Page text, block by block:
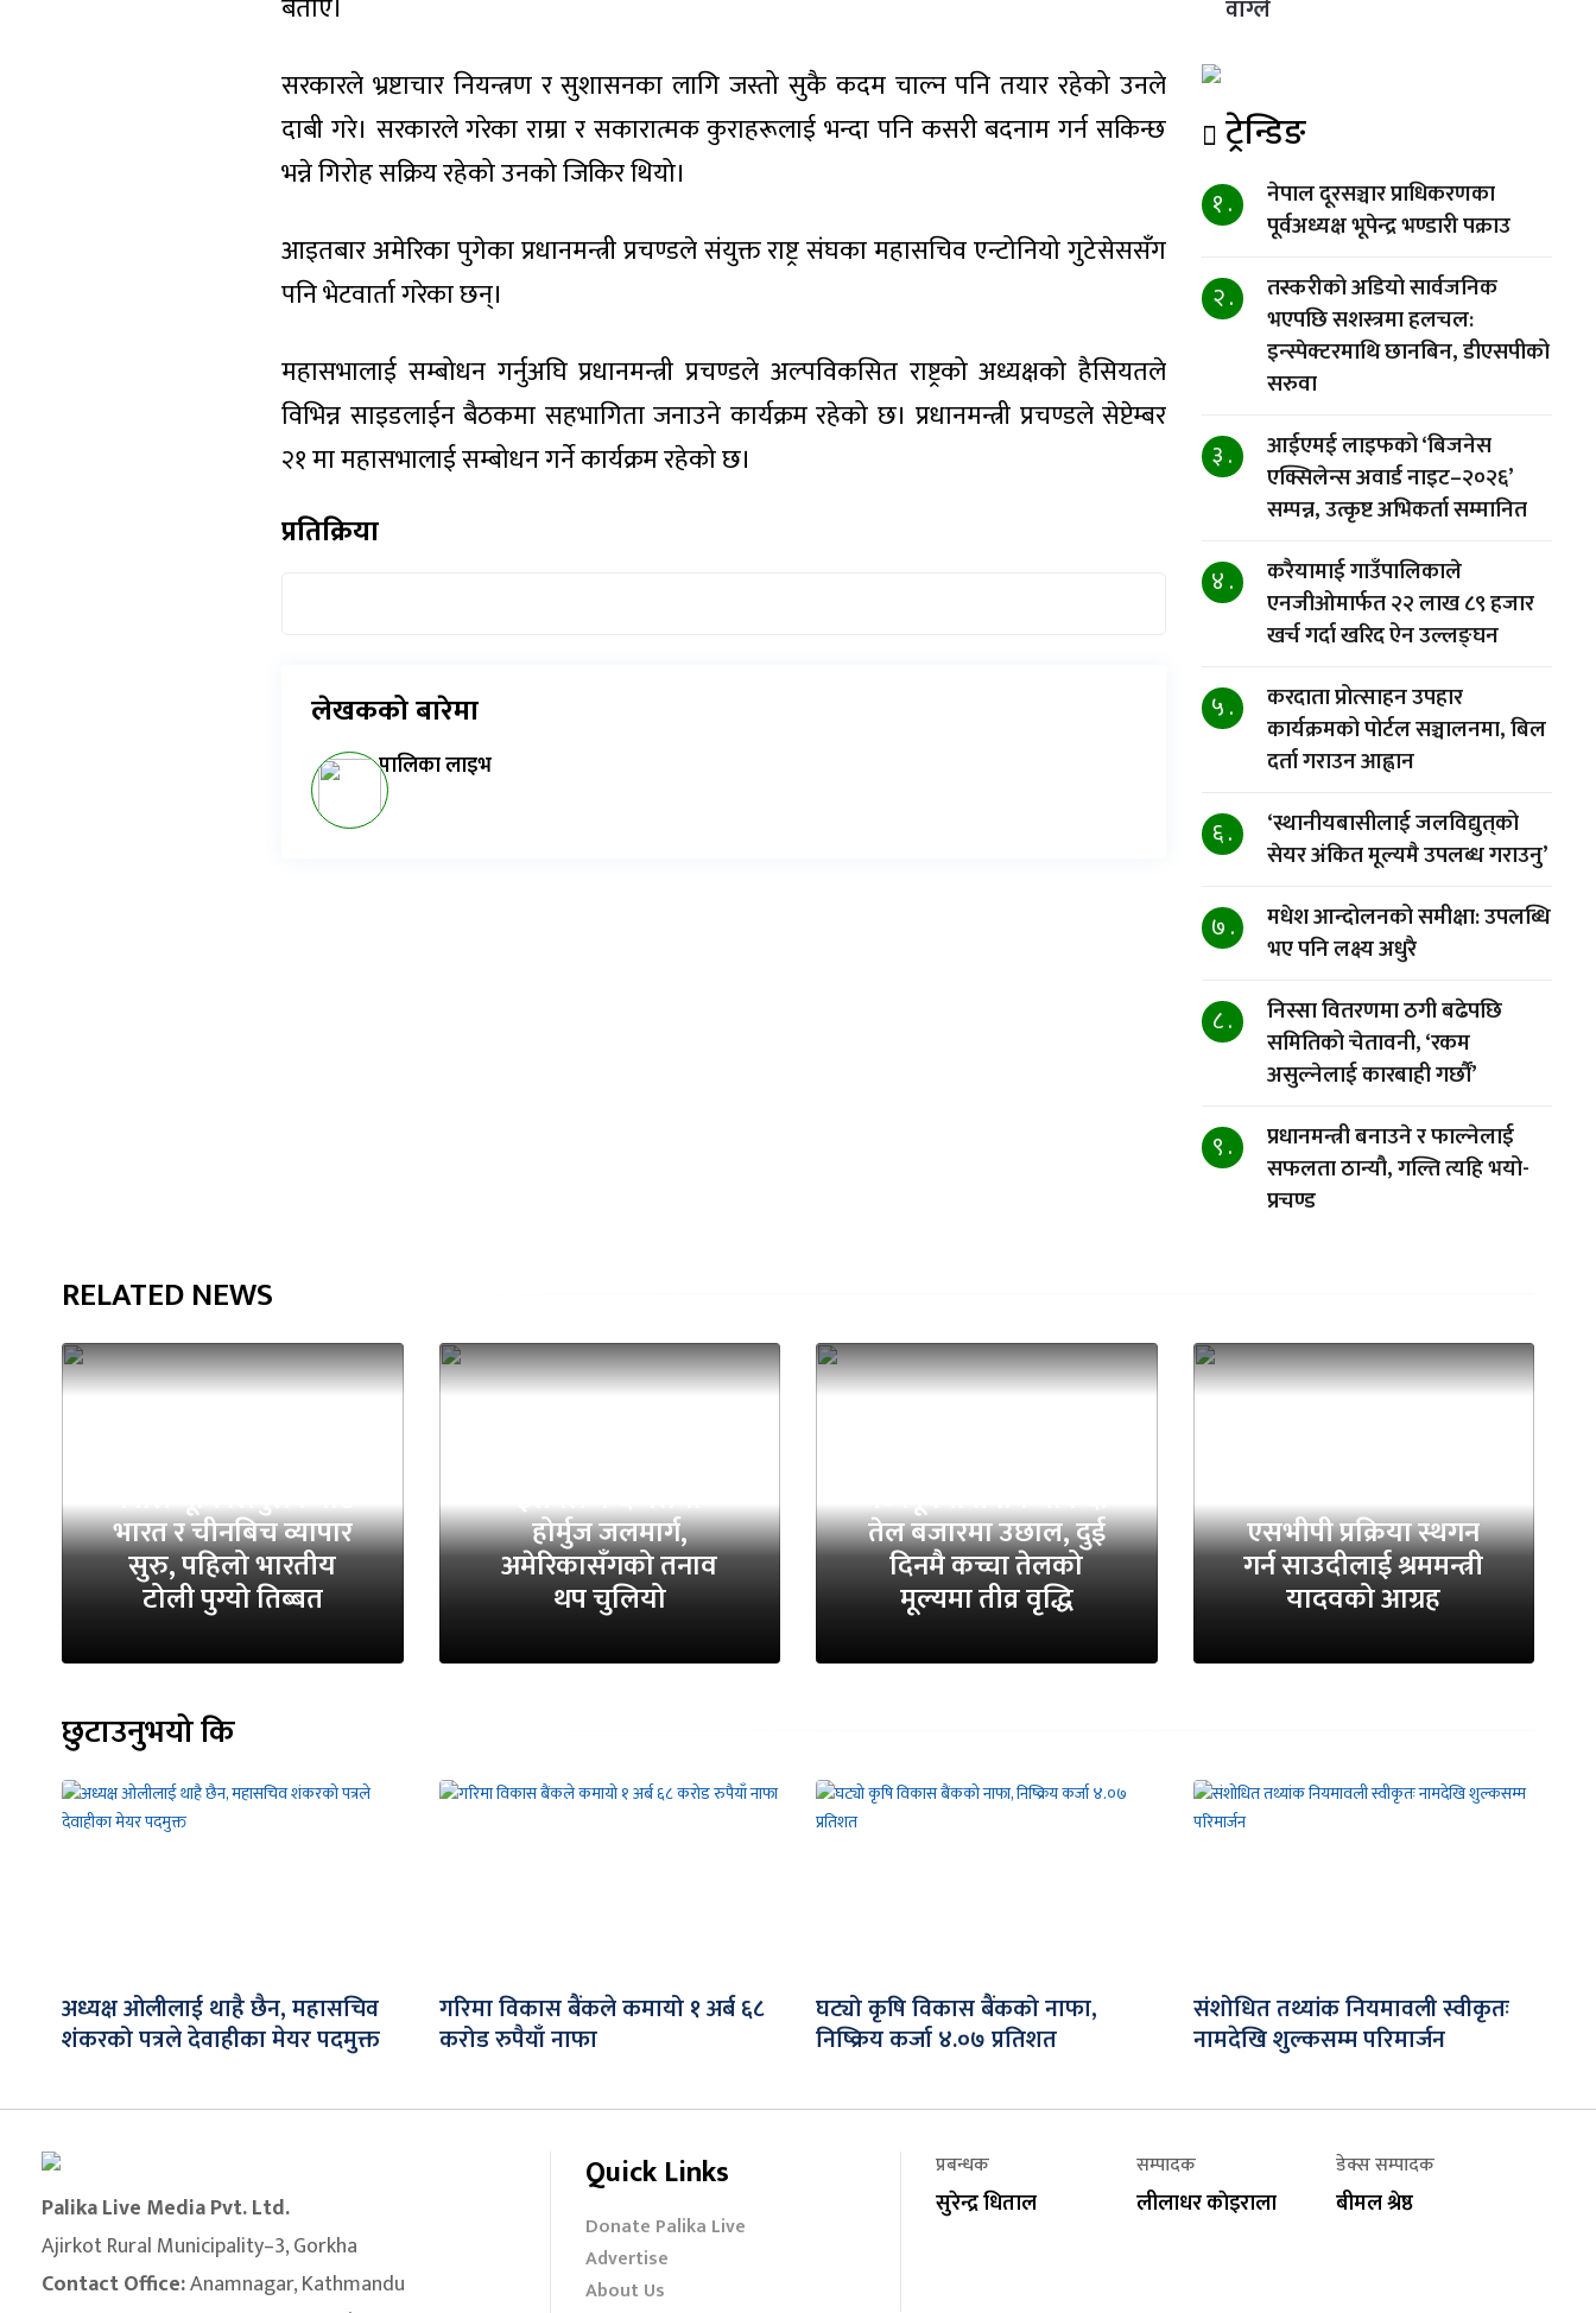
बताए।
सरकारले भ्रष्टाचार नियन्त्रण र सुशासनका लागि जस्तो सुकै कदम चाल्न पनि तयार रहेको उनले
दाबी गरे। सरकारले गरेका राम्रा र सकारात्मक कुराहरूलाई भन्दा पनि कसरी बदनाम गर्न सकिन्छ
भन्ने गिरोह सक्रिय रहेको उनको जिकिर थियो।
आइतबार अमेरिका पुगेका प्रधानमन्त्री प्रचण्डले संयुक्त राष्ट्र संघका महासचिव एन्टोनियो गुटेसेससँग
पनि भेटवार्ता गरेका छन्।
महासभालाई सम्बोधन गर्नुअघि प्रधानमन्त्री प्रचण्डले अल्पविकसित राष्ट्रको अध्यक्षको हैसियतले
विभिन्न साइडलाईन बैठकमा सहभागिता जनाउने कार्यक्रम रहेको छ। प्रधानमन्त्री प्रचण्डले सेप्टेम्बर
२१ मा महासभालाई सम्बोधन गर्ने कार्यक्रम रहेको छ।
प्रतिक्रिया
लेखकको बारेमा
पालिका लाइभ
वाग्ले
ट्रेन्डिङ
१ .
नेपाल दूरसञ्चार प्राधिकरणका
पूर्वअध्यक्ष भूपेन्द्र भण्डारी पक्राउ
२ .
तस्करीको अडियो सार्वजनिक
भएपछि सशस्त्रमा हलचल:
इन्स्पेक्टरमाथि छानबिन, डीएसपीको
सरुवा
३ .
आईएमई लाइफको ‘बिजनेस
एक्सिलेन्स अवार्ड नाइट–२०२६’
सम्पन्न, उत्कृष्ट अभिकर्ता सम्मानित
४ .
करैयामाई गाउँपालिकाले
एनजीओमार्फत २२ लाख ८९ हजार
खर्च गर्दा खरिद ऐन उल्लङ्घन
५ .
करदाता प्रोत्साहन उपहार
कार्यक्रमको पोर्टल सञ्चालनमा, बिल
दर्ता गराउन आह्वान
६ .
‘स्थानीयबासीलाई जलविद्युत्‌को
सेयर अंकित मूल्यमै उपलब्ध गराउनु’
७ .
मधेश आन्दोलनको समीक्षा: उपलब्धि
भए पनि लक्ष्य अधुरै
८ .
निस्सा वितरणमा ठगी बढेपछि
समितिको चेतावनी, ‘रकम
असुल्नेलाई कारबाही गर्छाैं’
९ .
प्रधानमन्त्री बनाउने र फाल्नेलाई
सफलता ठान्यौ, गल्ति त्यहि भयो-
प्रचण्ड
RELATED NEWS
नेपाल भूमि लिपुलेकवाट
भारत र चीनबिच व्यापार
सुरु, पहिलो भारतीय
टोली पुग्यो तिब्बत
इरानले बन्द गरायो
होर्मुज जलमार्ग,
अमेरिकासँगको तनाव
थप चुलियो
मध्यपूर्वमा तनाव चर्किँदा
तेल बजारमा उछाल, दुई
दिनमै कच्चा तेलको
मूल्यमा तीव्र वृद्धि
एसभीपी प्रक्रिया स्थगन
गर्न साउदीलाई श्रममन्त्री
यादवको आग्रह
छुटाउनुभयो कि
अध्यक्ष ओलीलाई थाहै छैन, महासचिव
शंकरको पत्रले देवाहीका मेयर पदमुक्त
गरिमा विकास बैंकले कमायो १ अर्ब ६८
करोड रुपैयाँ नाफा
घट्यो कृषि विकास बैंकको नाफा,
निष्क्रिय कर्जा ४.०७ प्रतिशत
संशोधित तथ्यांक नियमावली स्वीकृतः
नामदेखि शुल्कसम्म परिमार्जन
Palika Live Media Pvt. Ltd.
Ajirkot Rural Municipality–3, Gorkha
Contact Office:Anamnagar, Kathmandu
Quick Links
Donate Palika Live
Advertise
About Us
प्रबन्धक
सुरेन्द्र धिताल
सम्पादक
लीलाधर काेइराला
डेक्स सम्पादक
बीमल श्रेष्ठ